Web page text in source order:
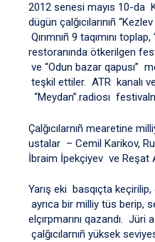
2012 senesi mayıs 10-da
dügün çalğıcılarınıñ
Qırımnıñ 9 taqımını
restoranında ötkerilgen
ve “Odun bazar qapusı”
teşkil ettiler. ATR kanalı ve
“Meydan”.radiosı
Çalğıcılarnıñ mearetine
ustalar – Cemil Karikov,
İbraim İpekçiyev ve Reşat
Yarış eki basqıçta
ayrıca bir milliy tüs berip,
elçırpmarını qazandı. Jüri
çalğıcılarnıñ yüksek